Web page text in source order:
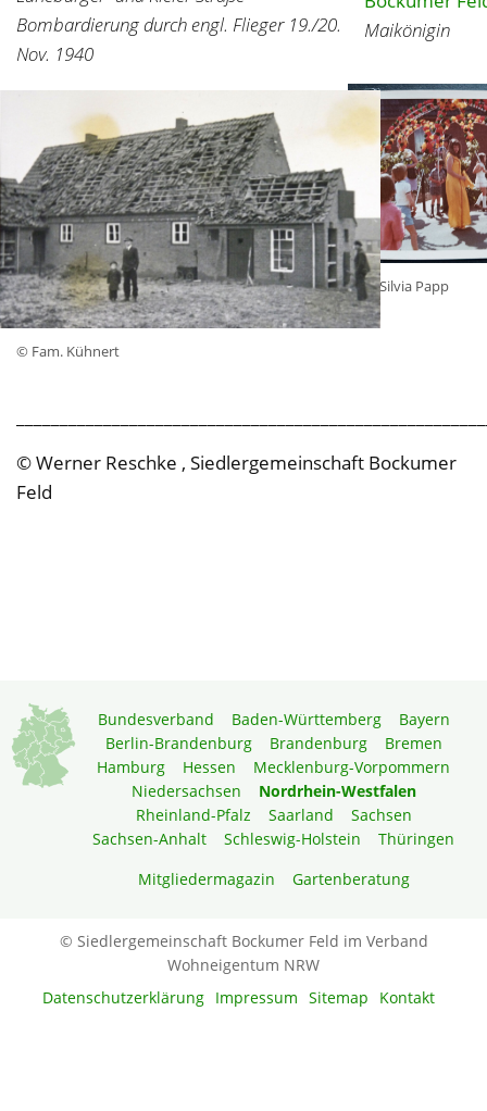
Bombardierung durch engl. Flieger 19./20.
Nov. 1940
© Fam. Kühnert
Maikönigin
© Silvia Papp
© Werner Reschke , Siedlergemeinschaft Bockumer
Feld
Bundesverband Baden-Württemberg
Bayern
Berlin-Brandenburg
Brandenburg
Bremen
Hamburg
Hessen
Mecklenburg-Vorpommern
Niedersachsen
Nordrhein-Westfalen
Rheinland-Pfalz
Saarland
Sachsen
Sachsen-Anhalt
Schleswig-Holstein
Thüringen
Mitgliedermagazin
Gartenberatung
© Siedlergemeinschaft Bockumer Feld im Verband
Wohneigentum NRW
Datenschutzerklärung
Impressum Sitemap Kontakt